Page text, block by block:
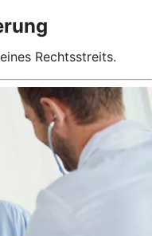
Rechtsstreits.